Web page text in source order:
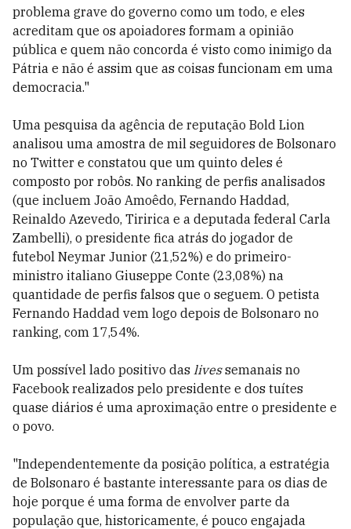
problema grave do governo como um todo, e eles
acreditam que os apoiadores formam a opinião
pública e quem não concorda é visto como inimigo da
Pátria e não é assim que as coisas funcionam em uma
democracia."
Uma pesquisa da agência de reputação Bold Lion
analisou uma amostra de mil seguidores de Bolsonaro
no Twitter e constatou que um quinto deles é
composto por robôs. No ranking de perfis analisados
(que incluem João Amoêdo, Fernando Haddad,
Reinaldo Azevedo, Tiririca e a deputada federal Carla
Zambelli), o presidente fica atrás do jogador de
futebol Neymar Junior (21,52%) e do primeiro-
ministro italiano Giuseppe Conte (23,08%) na
quantidade de perfis falsos que o seguem. O petista
Fernando Haddad vem logo depois de Bolsonaro no
ranking, com 17,54%.
Um possível lado positivo das livessemanais no
Facebook realizados pelo presidente e dos tuítes
quase diários é uma aproximação entre o presidente e
o povo.
"Independentemente da posição política, a estratégia
de Bolsonaro é bastante interessante para os dias de
hoje porque é uma forma de envolver parte da
população que, historicamente, é pouco engajada